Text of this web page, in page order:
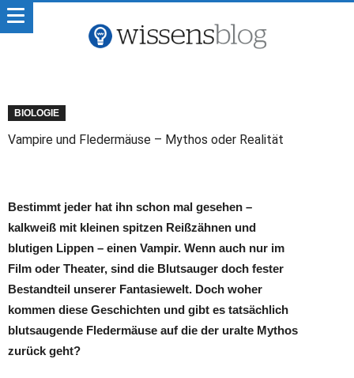
BIOLOGIE
Vampire und Fledermäuse – Mythos oder Realität
Bestimmt jeder hat ihn schon mal gesehen –
kalkweiß mit kleinen spitzen Reißzähnen und
blutigen Lippen – einen Vampir. Wenn auch nur im
Film oder Theater, sind die Blutsauger doch fester
Bestandteil unserer Fantasiewelt. Doch woher
kommen diese Geschichten und gibt es tatsächlich
blutsaugende Fledermäuse auf die der uralte Mythos
zurück geht?